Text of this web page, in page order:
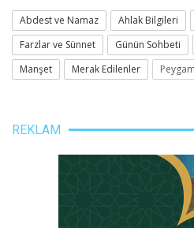
Abdest ve Namaz Ahlak Bilgileri
Farzlar ve Sünnet
Günün Sohbeti
Manşet
Merak Edilenler
REKLAM